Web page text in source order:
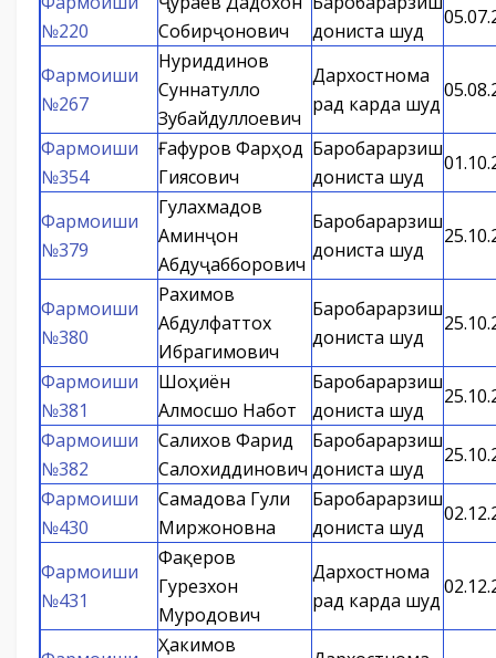
№220
Собирҷонович
дониста шуд
Фармоиши
№267
Нуриддинов
Суннатулло
Зубайдуллоевич
Дархостнома
рад карда шуд
Фармоиши
№354
Ғафуров Фарҳод
Гиясович
Баробарарзиш
дониста шуд
Фармоиши
№379
Гулахмадов
Аминҷон
Абдуҷабборович
Баробарарзиш
дониста шуд
Фармоиши
№380
Рахимов
Абдулфаттох
Ибрагимович
Баробарарзиш
дониста шуд
Фармоиши
№381
Шоҳиён
Алмосшо Набот
Баробарарзиш
дониста шуд
Фармоиши
№382
Салихов Фарид
Салохиддинович
Баробарарзиш
дониста шуд
Фармоиши
№430
Самадова Гули
Миржоновна
Баробарарзиш
дониста шуд
Фармоиши
№431
Фақеров
Гурезхон
Муродович
Дархостнома
рад карда шуд
Ҳакимов